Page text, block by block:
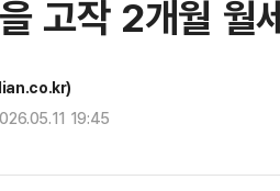
고작 2개월
19:45